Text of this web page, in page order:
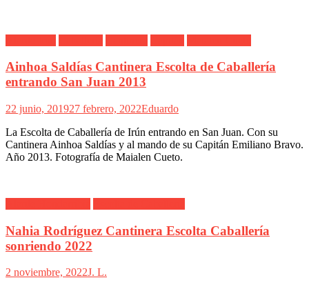
Ainhoa Saldías Cantinera Escolta de Caballería
entrando San Juan 2013
22 junio, 201927 febrero, 2022Eduardo
La Escolta de Caballería de Irún entrando en San Juan. Con su
Cantinera Ainhoa Saldías y al mando de su Capitán Emiliano Bravo.
Año 2013. Fotografía de Maialen Cueto.
Nahia Rodríguez Cantinera Escolta Caballería
sonriendo 2022
2 noviembre, 2022J. L.